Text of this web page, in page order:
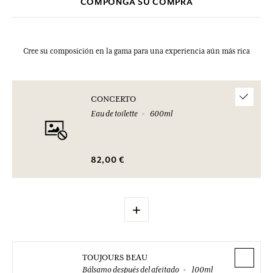
Cree su composición en la gama para una experiencia aún más rica
CONCERTO
Eau de toilette
600ml
82,00 €
+
TOUJOURS BEAU
Bálsamo después del afeitado
100ml